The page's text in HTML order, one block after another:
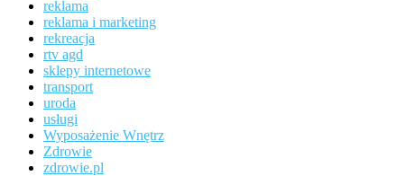
reklama
reklama i marketing
rekreacja
rtv agd
sklepy internetowe
transport
uroda
usługi
Wyposażenie Wnętrz
Zdrowie
zdrowie.pl